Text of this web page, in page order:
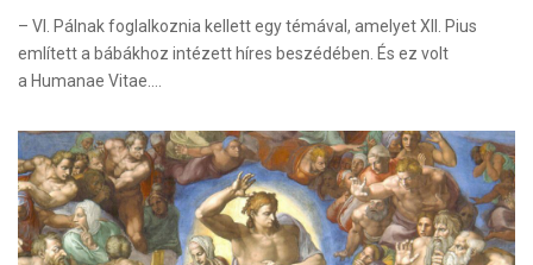
– VI. Pálnak foglalkoznia kellett egy témával, amelyet XII. Pius
említett a bábákhoz intézett híres beszédében. És ez volt
a Humanae Vitae.…